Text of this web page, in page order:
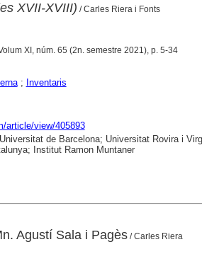
XVII-XVIII) / Carles Riera i Fonts
XI, núm. 65 (2n. semestre 2021), p. 5-34
; Inventaris
article/view/405893
de Barcelona; Universitat Rovira i
Institut Ramon Muntaner
Agustí Sala i Pagès/ Carles Riera